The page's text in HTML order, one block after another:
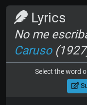
Lyrics
No me
Caruso
Select the word